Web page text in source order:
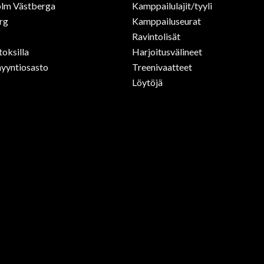
Västberga
Kamppailulajit/tyyli
Kamppailuseurat
Ravintolisät
Harjoitusvälineet
Treenivaatteet
Löytöjä